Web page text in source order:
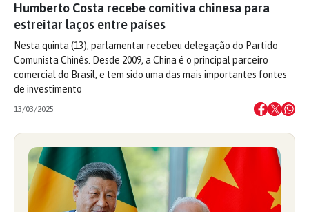
Humberto Costa recebe comitiva chinesa para
estreitar laços entre países
Nesta quinta (13), parlamentar recebeu delegação do Partido
Comunista Chinês. Desde 2009, a China é o principal parceiro
comercial do Brasil, e tem sido uma das mais importantes fontes
de investimento
13/03/2025